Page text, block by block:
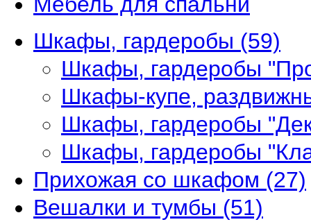
Шкафы, гардеробы (59)
Шкафы, гардеробы
Шкафы-купе,
Шкафы, гардеробы
Шкафы, гардеробы
Прихожая со шкафом (27)
Вешалки и тумбы (51)